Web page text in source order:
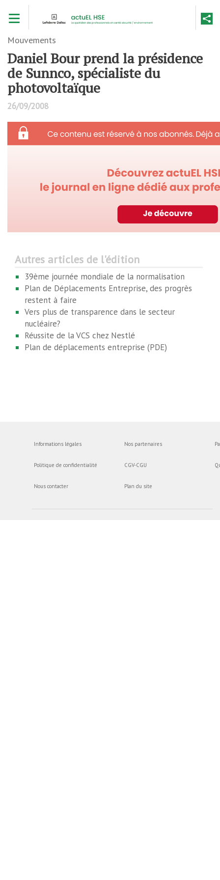
contenu
Mouvements
Daniel Bour prend la présidence
de Sunnco, spécialiste du
photovoltaïque
26/09/2008
Autres articles de l'édition
39ème journée mondiale de la normalisation
Plan de Déplacements Entreprise, des progrès
restent à faire
Vers plus de transparence dans le secteur
nucléaire?
Réussite de la VCS chez Nestlé
Plan de déplacements entreprise (PDE)
Informations légales
Politique de confidentialité
Nous contacter
Nos partenaires
CGV-CGU
Plan du site